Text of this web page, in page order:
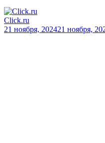
Click.ru
21 ноября, 202421 ноября,